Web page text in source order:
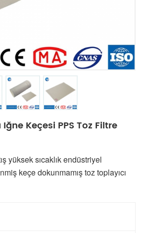
Iğne Keçesi PPS Toz Filtre
yüksek sıcaklık endüstriyel
keçe dokunmamış toz toplayıcı